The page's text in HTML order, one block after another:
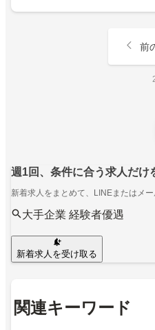
前
週1回、条件に合う求人だけ
新着求人をまとめて、LINEまたはメ
大手企業 経験者優遇
新着求人を受け取る
関連キーワード